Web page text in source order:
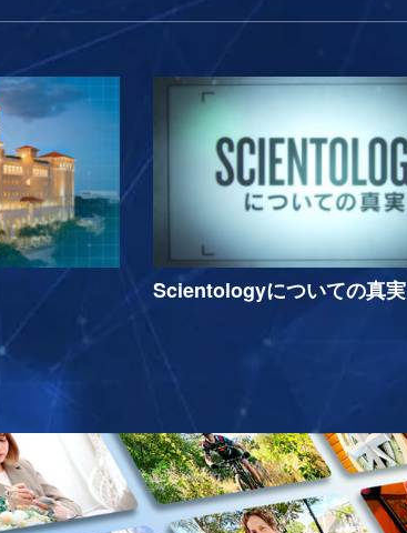
Scientologyについての真実